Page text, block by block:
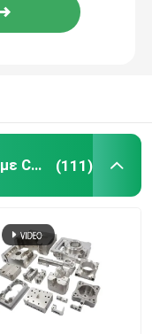
Ανταλλακτικά κατεργασμένα με Cnc (111)